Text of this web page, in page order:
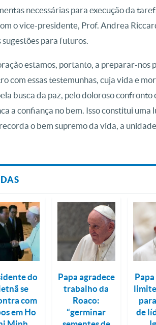
necessárias para execução da
o vice-presidente, Prof. Andrea
para futuros.
estamos, portanto, a preparar-nos
com essas testemunhas, cuja vida e
busca da paz, pelo doloroso
a confiança no bem. Isso constitui uma
o bem supremo da vida, a
do
se
com
em Ho
Papa agradece
trabalho da
Roaco:
“germinar
de